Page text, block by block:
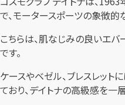
で、モータースポーツの象徴的
こちらは、肌なじみの良いエ
です。
ケースやベゼル、ブレスレット
ており、デイトナの高級感を一